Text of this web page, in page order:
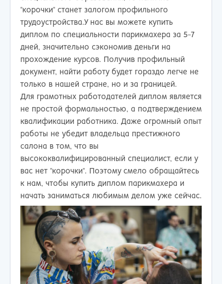
"корочки" станет залогом профильного
трудоустройства.У нас вы можете купить
диплом по специальности парикмахера за 5-7
дней, значительно сэкономив деньги на
прохождение курсов. Получив профильный
документ, найти работу будет гораздо легче не
только в нашей стране, но и за границей.
Для грамотных работодателей диплом является
не простой формальностью, а подтверждением
квалификации работника. Даже огромный опыт
работы не убедит владельца престижного
салона в том, что вы
высококвалифицированный специалист, если у
вас нет "корочки". Поэтому смело обращайтесь
к нам, чтобы купить диплом парикмахера и
начать заниматься любимым делом уже сейчас.